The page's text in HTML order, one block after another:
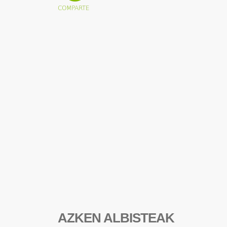
AZKEN ALBISTEAK